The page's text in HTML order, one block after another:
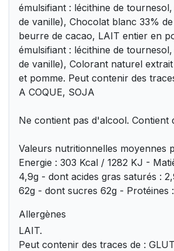
émulsifiant : lécithine de
de vanille), Chocolat blanc 33%
beurre de cacao, LAIT entier en
émulsifiant : lécithine de
de vanille), Colorant naturel extrait
et pomme. Peut contenir des
A COQUE, SOJA
Ne contient pas d'alcool. Contient
Valeurs nutritionnelles moyennes
Energie : 303 Kcal / 1282 KJ -
4,9g - dont acides gras saturés :
62g - dont sucres 62g - Protéines
Allergènes
LAIT.
Peut contenir des traces de :